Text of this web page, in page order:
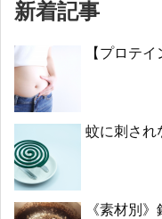
新着記事
【プロテ
蚊に刺され
《素材別